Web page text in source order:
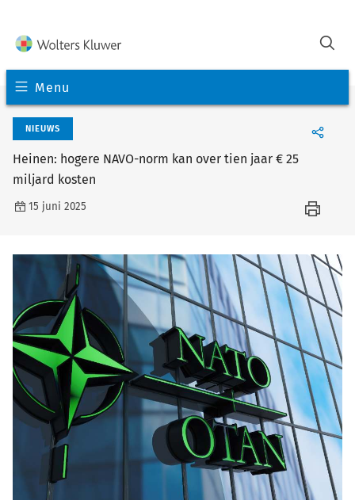
Menu
NIEUWS
Heinen: hogere NAVO-norm kan over tien jaar € 25
miljard kosten
15 juni 2025